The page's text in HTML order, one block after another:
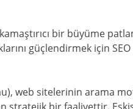
bir büyüme
güçlendirmek için
web sitelerinin arama